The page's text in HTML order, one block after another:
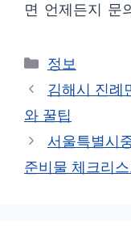
면 언제든지 문
카
테
리
정보
김해시 진례
와 꿀팁
서울특별시
준비물 체크리스